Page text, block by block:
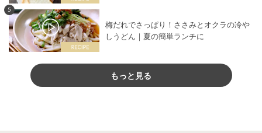
5
梅だれでさっぱり！ささみとオクラの冷や
しうどん｜夏の簡単ランチに
もっと見る